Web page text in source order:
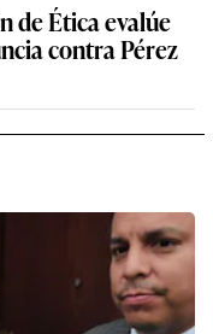
de Ética evalúe
contra Pérez